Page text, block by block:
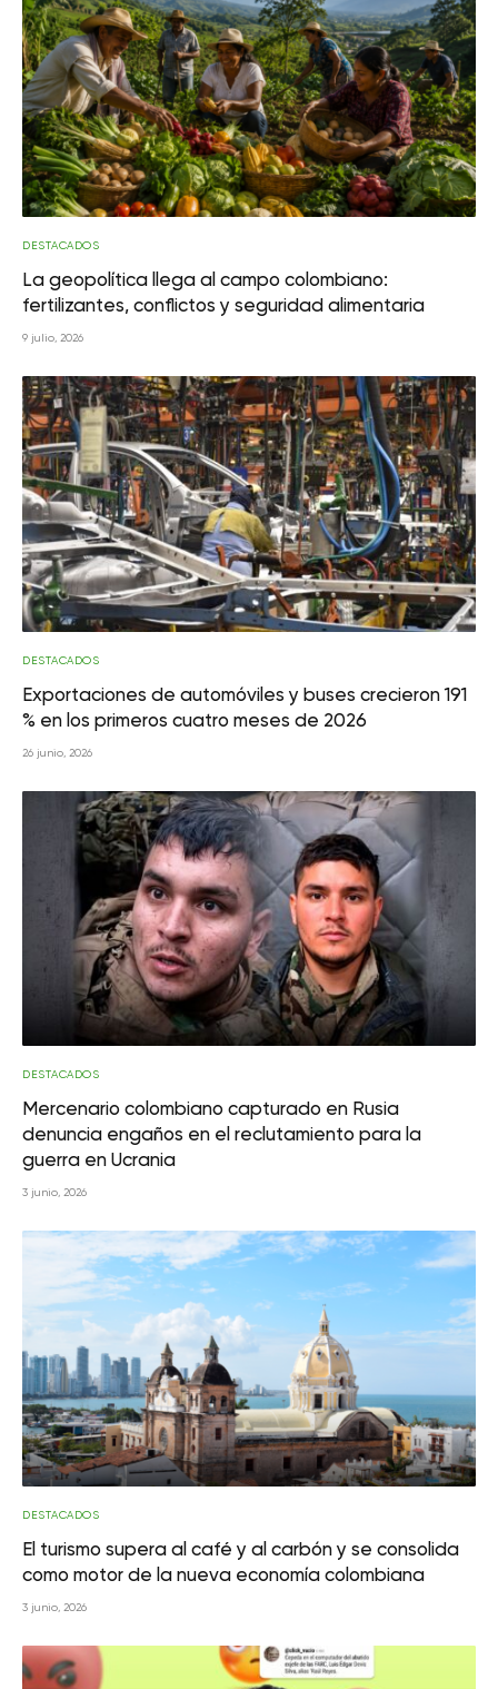
DESTACADOS
La geopolítica llega al campo colombiano:
fertilizantes, conflictos y seguridad alimentaria
9 julio, 2026
DESTACADOS
Exportaciones de automóviles y buses crecieron 191
% en los primeros cuatro meses de 2026
26 junio, 2026
DESTACADOS
Mercenario colombiano capturado en Rusia
denuncia engaños en el reclutamiento para la
guerra en Ucrania
3 junio, 2026
DESTACADOS
El turismo supera al café y al carbón y se consolida
como motor de la nueva economía colombiana
3 junio, 2026